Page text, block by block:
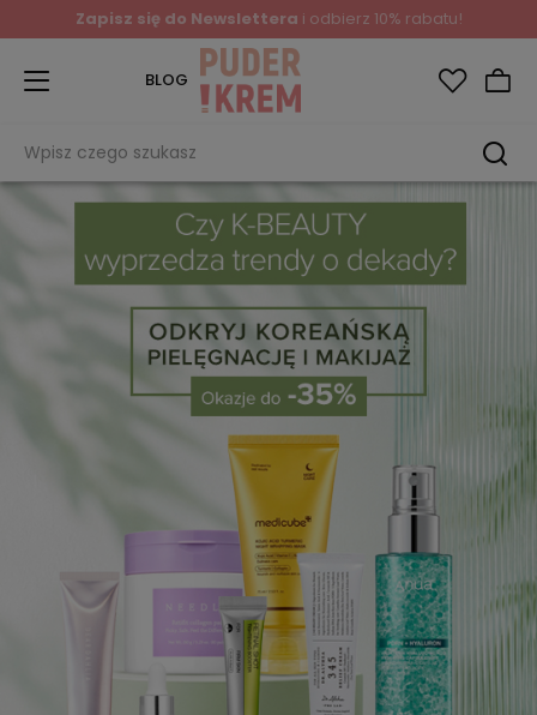
Zapisz się do Newslettera i odbierz 10% rabatu!
BLOG